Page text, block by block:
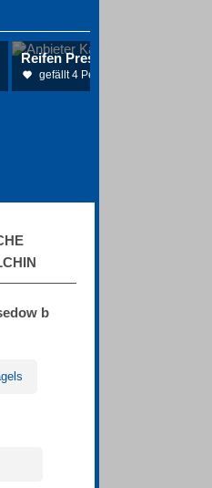
Reifen Presche
gefällt 4 Personen
b